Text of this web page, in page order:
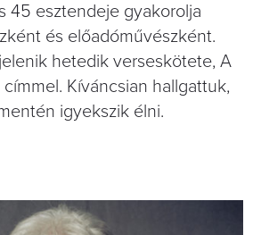
45 esztendeje gyakorolja
és előadóművészként.
hetedik verseskötete, A
Kíváncsian hallgattuk,
igyekszik élni.